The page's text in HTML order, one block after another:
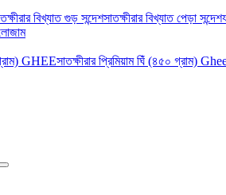
বিখ্যাত গুড় সন্দেশসাতক্ষীরার বিখ্যাত পেড়া সন্দেশ
গ্রাম) GHEEসাতক্ষীরার প্রিমিয়াম ঘিঁ (৪৫০ গ্রাম)